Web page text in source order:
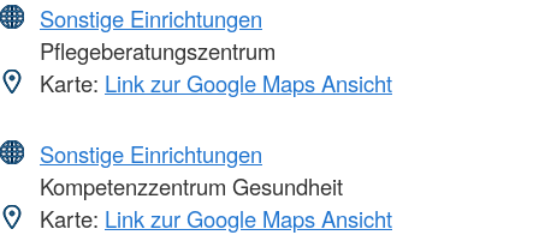
Sonstige Einrichtungen
Pflegeberatungszentrum
Karte: Link zur Google Maps Ansicht
Sonstige Einrichtungen
Kompetenzzentrum Gesundheit
Karte: Link zur Google Maps Ansicht